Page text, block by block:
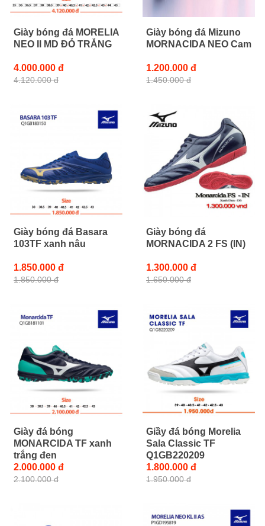
Giày bóng đá MORELIA
NEO II MD ĐỎ TRẮNG
4.000.000 đ
4.120.000 đ
Giày bóng đá Mizuno
MORNACIDA NEO Cam
1.200.000 đ
1.450.000 đ
Giày bóng đá Basara
103TF xanh nâu
1.850.000 đ
1.850.000 đ
Giày bóng đá
MORNACIDA 2 FS (IN)
1.300.000 đ
1.650.000 đ
Giày đá bóng
MONARCIDA TF xanh
trắng đen
2.000.000 đ
2.100.000 đ
Giầy đá bóng Morelia
Sala Classic TF
Q1GB220209
1.800.000 đ
1.950.000 đ